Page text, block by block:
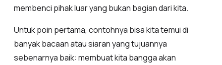
membenci pihak luar yang bukan bagian dari kita.
Untuk poin pertama, contohnya bisa kita temui di
banyak bacaan atau siaran yang tujuannya
sebenarnya baik: membuat kita bangga akan